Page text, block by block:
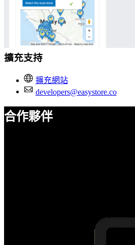
擴充支持
擴充網站
developers@easystore.co
合作夥伴